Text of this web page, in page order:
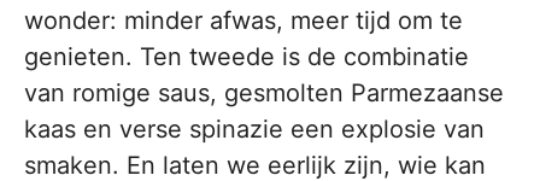
wonder: minder afwas, meer tijd om te
genieten. Ten tweede is de combinatie
van romige saus, gesmolten Parmezaanse
kaas en verse spinazie een explosie van
smaken. En laten we eerlijk zijn, wie kan